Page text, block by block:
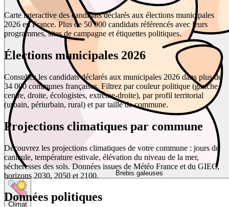
Brebis galeuses
Climat
Carte interactive des candidats déclarés aux élections municipales
2026 en France. Plus de 50 000 candidats référencés avec leurs
programmes, sites de campagne et étiquettes politiques.
Élections municipales 2026
Consultez les candidats déclarés aux municipales 2026 dans plus de
34 000 communes françaises. Filtrez par couleur politique (gauche,
centre, droite, écologistes, extrême-droite), par profil territorial
(urbain, périurbain, rural) et par taille de commune.
Projections climatiques par commune
Découvrez les projections climatiques de votre commune : jours de
canicule, température estivale, élévation du niveau de la mer,
sécheresses des sols. Données issues de Météo France et du GIEC,
horizons 2030, 2050 et 2100.
Données politiques